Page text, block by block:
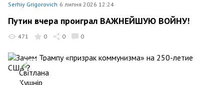
Serhiy Grigorovich 6 липня 2026 12:24
Путин вчера проиграл ВАЖНЕЙШУЮ ВОЙНУ!
471 0 0 0